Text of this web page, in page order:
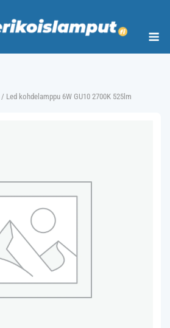
/ Led kohdelamppu 6W GU10 2700K 525lm